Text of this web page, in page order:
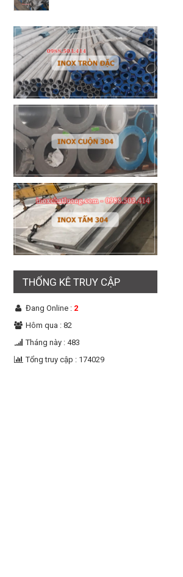
THỐNG KÊ TRUY CẬP
Đang Online : 2
Hôm qua : 82
Tháng này : 483
Tổng truy cập : 174029